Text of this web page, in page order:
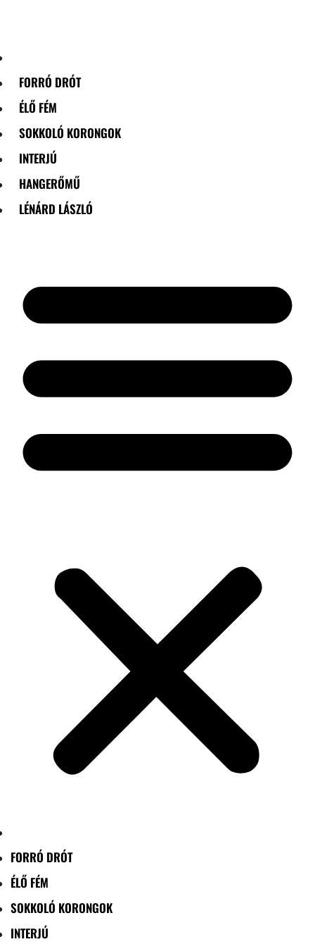
FORRÓ DRÓT
ÉLŐ FÉM
SOKKOLÓ KORONGOK
INTERJÚ
HANGERŐMŰ
LÉNÁRD LÁSZLÓ
FORRÓ DRÓT
ÉLŐ FÉM
SOKKOLÓ KORONGOK
INTERJÚ